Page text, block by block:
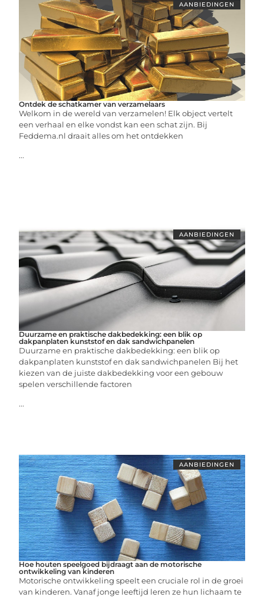
AANBIEDINGEN
Ontdek de schatkamer van verzamelaars
Welkom in de wereld van verzamelen! Elk object vertelt
een verhaal en elke vondst kan een schat zijn. Bij
Feddema.nl draait alles om het ontdekken
...
AANBIEDINGEN
Duurzame en praktische dakbedekking: een blik op
dakpanplaten kunststof en dak sandwichpanelen
Duurzame en praktische dakbedekking: een blik op
dakpanplaten kunststof en dak sandwichpanelen Bij het
kiezen van de juiste dakbedekking voor een gebouw
spelen verschillende factoren
...
AANBIEDINGEN
Hoe houten speelgoed bijdraagt aan de motorische
ontwikkeling van kinderen
Motorische ontwikkeling speelt een cruciale rol in de groei
van kinderen. Vanaf jonge leeftijd leren ze hun lichaam te